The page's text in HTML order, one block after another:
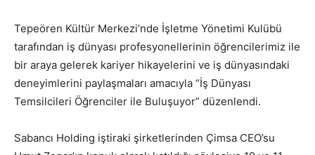
Tepeören Kültür Merkezi’nde İşletme Yönetimi Kulübü
tarafından iş dünyası profesyonellerinin öğrencilerimiz ile
bir araya gelerek kariyer hikayelerini ve iş dünyasındaki
deneyimlerini paylaşmaları amacıyla “İş Dünyası
Temsilcileri Öğrenciler ile Buluşuyor” düzenlendi.
Sabancı Holding iştiraki şirketlerinden Çimsa CEO’su